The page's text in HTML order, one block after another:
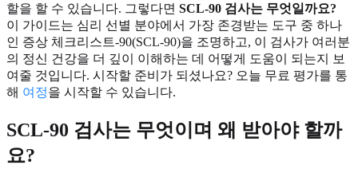
할을 할 수 있습니다. 그렇다면 SCL-90 검사는 무엇일까요?
이 가이드는 심리 선별 분야에서 가장 존경받는 도구 중 하나
인 증상 체크리스트-90(SCL-90)을 조명하고, 이 검사가 여러분
의 정신 건강을 더 깊이 이해하는 데 어떻게 도움이 되는지 보
여줄 것입니다. 시작할 준비가 되셨나요? 오늘 무료 평가를 통
해 여정을 시작할 수 있습니다.
SCL-90 검사는 무엇이며 왜 받아야 할까
요?